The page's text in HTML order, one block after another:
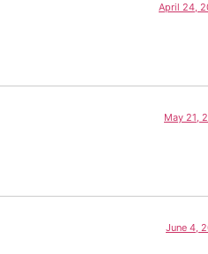
April 24,
May 21,
June 4,